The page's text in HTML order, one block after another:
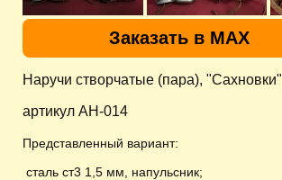
Заказать в MAX
Наручи створчатые (пара), "Сахновки"
артикул AH-014
Представленный вариант:
сталь ст3 1,5 мм, напульсник;